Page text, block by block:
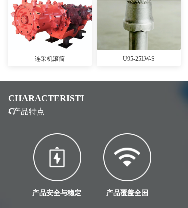
连采机滚筒 U95-25LW-S
CHARACTERISTI
C
- 产品特点
产品安全与稳定 产品覆盖全国